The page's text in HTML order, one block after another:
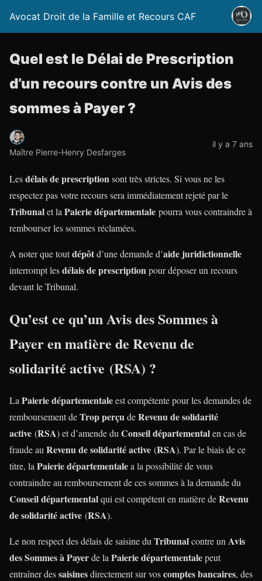
Avocat Droit de la Famille et Recours CAF
Quel est le Délai de Prescription
d’un recours contre un Avis des
sommes à Payer ?
Maître Pierre-Henry Desfarges
il y a 7 ans
Lesdélais de prescriptionsont très strictes. Si vous ne les
respectez pas votre recours sera immédiatement rejeté par le
Tribunalet la Paierie départementale pourra vous contraindre à
rembourser les sommes réclamées.
A noter que toutdépôtd’une demande d’aide juridictionnelle
interrompt lesdélais de prescriptionpour déposer un recours
devant le Tribunal.
Qu’est ce qu’unAvis des Sommes à
Payeren matière de Revenu de
solidarité active (RSA) ?
La Paierie départementaleest compétente pour les demandes de
remboursement deTrop perçu deRevenu de solidarité
active (RSA) et d’amende du Conseil départementalen cas de
fraude au Revenu de solidarité active (RSA). Par le biais de ce
titre, la Paierie départementalea la possibilité de vous
contraindre au remboursement de ces sommes à la demande du
Conseil départementalqui est compétent en matière deRevenu
de solidarité active (RSA).
Le non respect des délais de saisine du Tribunalcontre un Avis
des Sommes à Payerde la Paierie départementalepeut
entraîner dessaisinesdirectement sur voscomptes bancaires, des